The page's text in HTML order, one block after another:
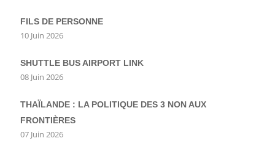
FILS DE PERSONNE
10 Juin 2026
SHUTTLE BUS AIRPORT LINK
08 Juin 2026
THAÏLANDE : LA POLITIQUE DES 3 NON AUX
FRONTIÈRES
07 Juin 2026